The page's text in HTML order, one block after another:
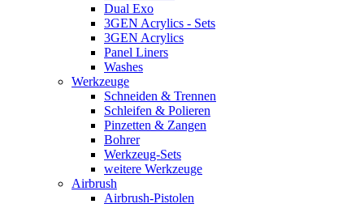
Dual Exo
3GEN Acrylics - Sets
3GEN Acrylics
Panel Liners
Washes
Werkzeuge
Schneiden & Trennen
Schleifen & Polieren
Pinzetten & Zangen
Bohrer
Werkzeug-Sets
weitere Werkzeuge
Airbrush
Airbrush-Pistolen